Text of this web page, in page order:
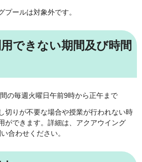
ールは対象外です。
できない期間及び時間
の毎週火曜日午前9時から正午まで
切りが不要な場合や授業が行われない時
ができます。詳細は、アクアウイング
合わせください。